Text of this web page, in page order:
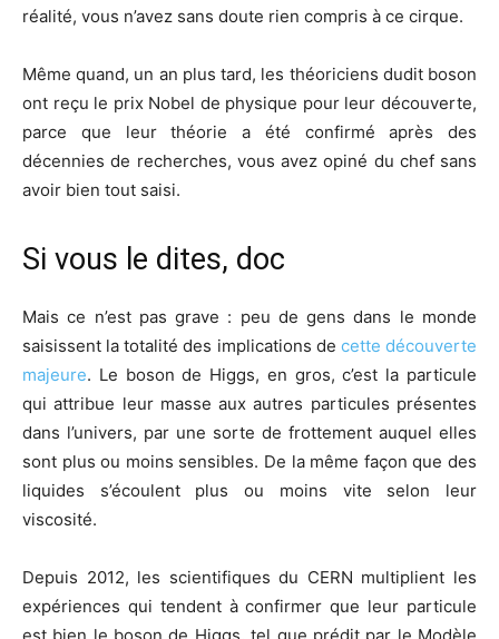
réalité, vous n’avez sans doute rien compris à ce cirque.
Même quand, un an plus tard, les théoriciens dudit boson
ont reçu le prix Nobel de physique pour leur découverte,
parce que leur théorie a été confirmé après des
décennies de recherches, vous avez opiné du chef sans
avoir bien tout saisi.
Si vous le dites, doc
Mais ce n’est pas grave : peu de gens dans le monde
saisissent la totalité des implications de cette découverte
majeure. Le boson de Higgs, en gros, c’est la particule
qui attribue leur masse aux autres particules présentes
dans l’univers, par une sorte de frottement auquel elles
sont plus ou moins sensibles. De la même façon que des
liquides s’écoulent plus ou moins vite selon leur
viscosité.
Depuis 2012, les scientifiques du CERN multiplient les
expériences qui tendent à confirmer que leur particule